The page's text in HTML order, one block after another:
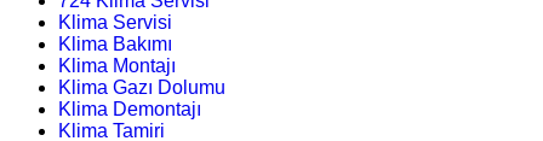
Klima Servisi
Klima Bakımı
Klima Montajı
Klima Gazı Dolumu
Klima Demontajı
Klima Tamiri